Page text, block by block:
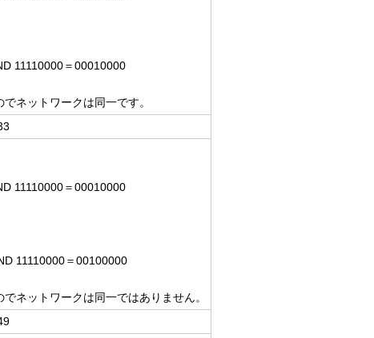
11110000＝00010000
ネットワークは同一です。
11110000＝00010000
11110000＝00100000
ネットワークは同一ではありません。